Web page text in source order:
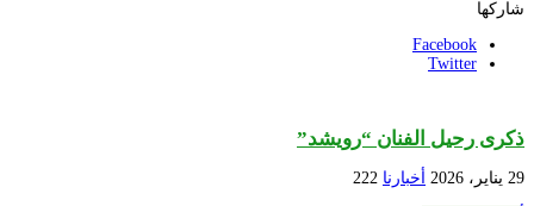
شاركها
Facebook
Twitter
ذكرى رحيل الفنان “رويشد”
29 يناير، 2026 أخبارنا 222